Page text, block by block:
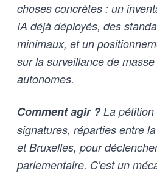
choses concrètes : un
IA déjà déployés, des
minimaux, et un
sur la surveillance de
autonomes.
Comment agir ?La pétition
signatures, réparties entre
et Bruxelles, pour
parlementaire. C'est un